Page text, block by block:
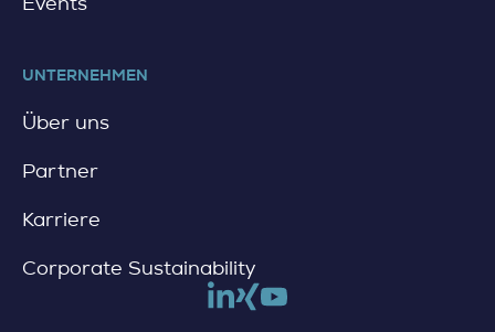
UNTERNEHMEN
Über uns
Partner
Karriere
Corporate Sustainability
Link to linkedin
Link to xing